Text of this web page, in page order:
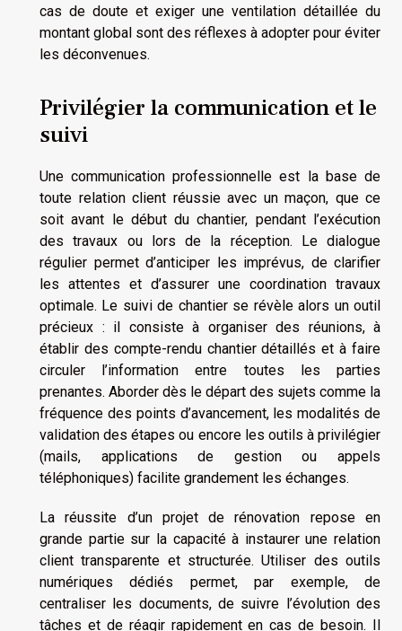
cas de doute et exiger une ventilation détaillée du
montant global sont des réflexes à adopter pour éviter
les déconvenues.
Privilégier la communication et le
suivi
Une communication professionnelle est la base de
toute relation client réussie avec un maçon, que ce
soit avant le début du chantier, pendant l’exécution
des travaux ou lors de la réception. Le dialogue
régulier permet d’anticiper les imprévus, de clarifier
les attentes et d’assurer une coordination travaux
optimale. Le suivi de chantier se révèle alors un outil
précieux : il consiste à organiser des réunions, à
établir des compte-rendu chantier détaillés et à faire
circuler l’information entre toutes les parties
prenantes. Aborder dès le départ des sujets comme la
fréquence des points d’avancement, les modalités de
validation des étapes ou encore les outils à privilégier
(mails, applications de gestion ou appels
téléphoniques) facilite grandement les échanges.
La réussite d’un projet de rénovation repose en
grande partie sur la capacité à instaurer une relation
client transparente et structurée. Utiliser des outils
numériques dédiés permet, par exemple, de
centraliser les documents, de suivre l’évolution des
tâches et de réagir rapidement en cas de besoin. Il